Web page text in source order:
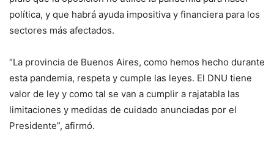
política, y que habrá ayuda impositiva y financiera para los
sectores más afectados.
“La provincia de Buenos Aires, como hemos hecho durante
esta pandemia, respeta y cumple las leyes. El DNU tiene
valor de ley y como tal se van a cumplir a rajatabla las
limitaciones y medidas de cuidado anunciadas por el
Presidente”, afirmó.